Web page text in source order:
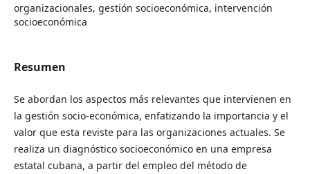
organizacionales, gestión socioeconómica, intervención
socioeconómica
Resumen
Se abordan los aspectos más relevantes que intervienen en
la gestión socio-económica, enfatizando la importancia y el
valor que esta reviste para las organizaciones actuales. Se
realiza un diagnóstico socioeconómico en una empresa
estatal cubana, a partir del empleo del método de